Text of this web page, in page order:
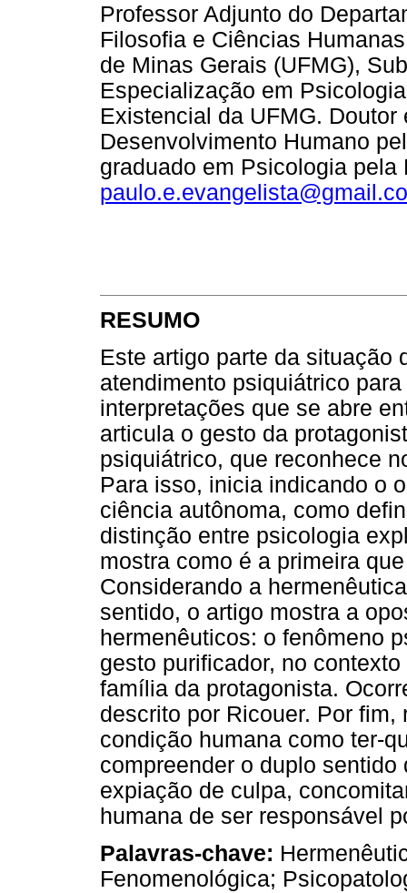
Professor Adjunto do
Filosofia e Ciências
de Minas Gerais (UFMG),
Especialização em
Existencial da UFMG.
Desenvolvimento Humano
graduado em Psicologia pela
RESUMO
Este artigo parte da situação
atendimento psiquiátrico
interpretações que se abre
articula o gesto da
psiquiátrico, que reconhece
Para isso, inicia indicando o
ciência autônoma, como
distinção entre psicologia
mostra como é a primeira
Considerando a
sentido, o artigo mostra a
hermenêuticos: o fenômeno
gesto purificador, no
família da protagonista.
descrito por Ricouer. Por
condição humana como ter-
compreender o duplo
expiação de culpa,
humana de ser responsável
Palavras-chave:
Fenomenológica;